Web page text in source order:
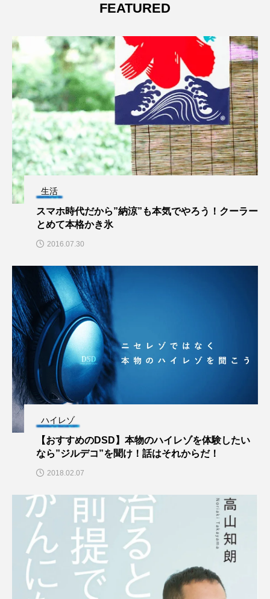
FEATURED
生活
スマホ時代だから”納涼”も本気でやろう！クーラー
とめて本格かき氷
2016.07.30
ハイレゾ
【おすすめのDSD】本物のハイレゾを体験したい
なら”ジルデコ”を聞け！話はそれからだ！
2018.02.07